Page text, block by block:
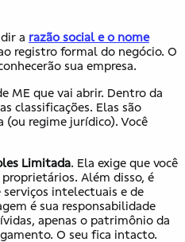
a razão social e o nome
registro formal do negócio. O
sua empresa.
ME que vai abrir. Dentro da
classificações. Elas são
(ou regime jurídico). Você
Limitada. Ela exige que você
Além disso, é
serviços intelectuais e de
é sua responsabilidade
apenas o patrimônio da
O seu fica intacto.